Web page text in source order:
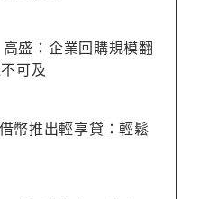
盛：企業回購規模翻
可及
幣推出輕享貸：輕鬆